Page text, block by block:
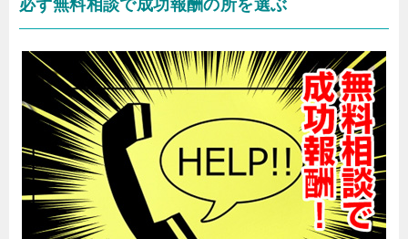
必ず無料相談で成功報酬の所を選ぶ